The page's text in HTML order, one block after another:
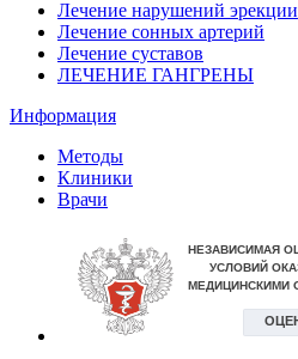
Лечение нарушений эрекции
Лечение сонных артерий
Лечение суставов
ЛЕЧЕНИЕ ГАНГРЕНЫ
Информация
Методы
Клиники
Врачи